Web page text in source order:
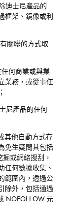
迪士尼產品的
框架、鏡像或利
關聯的方式取
何商業或與業
業務，或從事任
尼產品的任何
其他自動方式存
免生疑問其包括
或網絡搜刮，
任何數據收集、
範圍內，透過公
除外，包括通過
NOFOLLOW元